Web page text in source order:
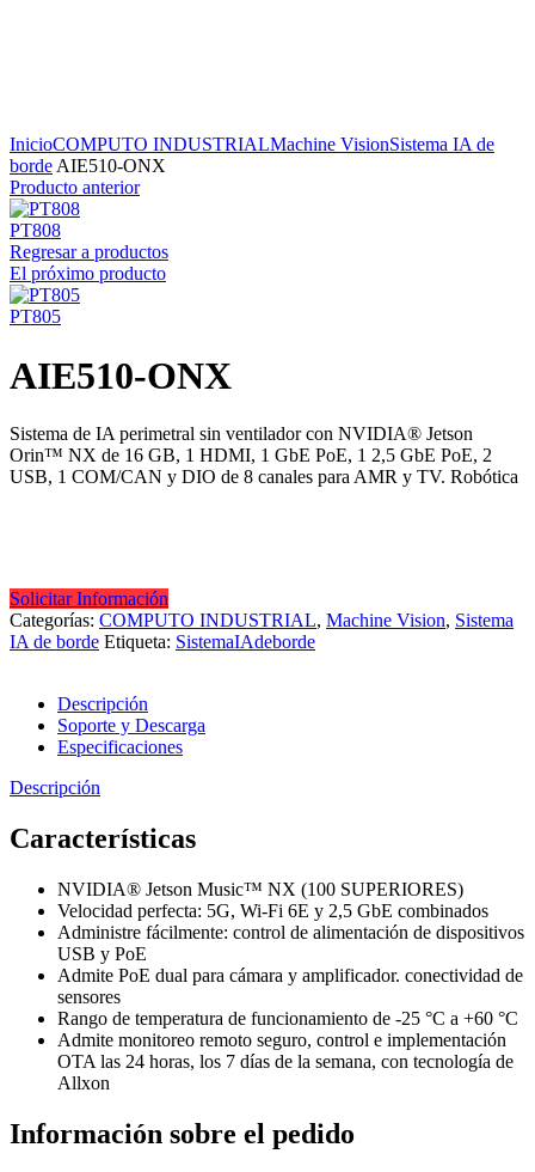
InicioCOMPUTO INDUSTRIALMachine VisionSistema IA de
bordeAIE510-ONX
Producto anterior
PT808
Regresar a productos
El próximo producto
PT805
AIE510-ONX
Sistema de IA perimetral sin ventilador con NVIDIA® Jetson
Orin™ NX de 16 GB, 1 HDMI, 1 GbE PoE, 1 2,5 GbE PoE, 2
USB, 1 COM/CAN y DIO de 8 canales para AMR y TV. Robótica
Solicitar Información
Categorías: COMPUTO INDUSTRIAL, Machine Vision, Sistema
IA de borde Etiqueta: SistemaIAdeborde
Descripción
Soporte y Descarga
Especificaciones
Descripción
Características
NVIDIA® Jetson Music™ NX (100 SUPERIORES)
Velocidad perfecta: 5G, Wi-Fi 6E y 2,5 GbE combinados
Administre fácilmente: control de alimentación de dispositivos
USB y PoE
Admite PoE dual para cámara y amplificador. conectividad de
sensores
Rango de temperatura de funcionamiento de -25 °C a +60 °C
Admite monitoreo remoto seguro, control e implementación
OTA las 24 horas, los 7 días de la semana, con tecnología de
Allxon
Información sobre el pedido